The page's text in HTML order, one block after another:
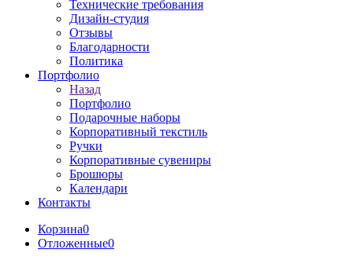
Технические требования
Дизайн-студия
Отзывы
Благодарности
Политика
Портфолио
Назад
Портфолио
Подарочные наборы
Корпоративный текстиль
Ручки
Корпоративные сувениры
Брошюры
Календари
Контакты
Корзина0
Отложенные0